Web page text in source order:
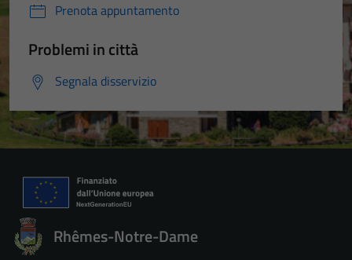
Prenota appuntamento
Problemi in città
Segnala disservizio
Rhêmes-Notre-Dame